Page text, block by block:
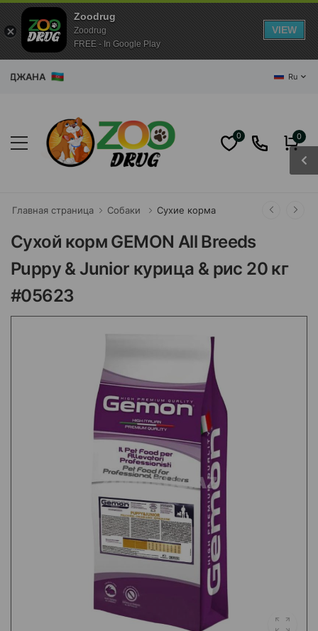
Ru
0 0
Главная страница Собаки Сухие корма
Сухой корм GEMON All Breeds
Puppy & Junior курица & рис 20 кг
#05623
Zoodrug
Zoodrug
FREE - In Google Play
VIEW